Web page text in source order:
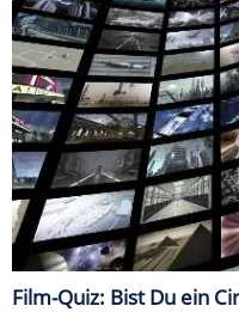
Film-Quiz: Bist Du ein